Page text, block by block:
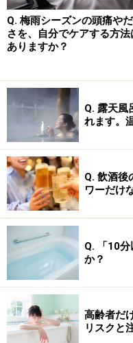
じれ、高さに左右差が
ます。
写真2のように後方へ
ァに浅く腰掛け背もた
また、デスクワークで
りがちな場合も要注意
【写真3】骨盤が前傾す
反ったようにみえること
写真3のように前方へ
いわゆる「反り腰」に
的に姿勢を良くしよう
Q. 梅雨シーズンの頭痛や
さを、自分でケアする方法
ありますか？
Q. 露天風
れます。
Q. 飲酒後
ワーだけ
Q. 「10
か？
高齢者だ
リスクと